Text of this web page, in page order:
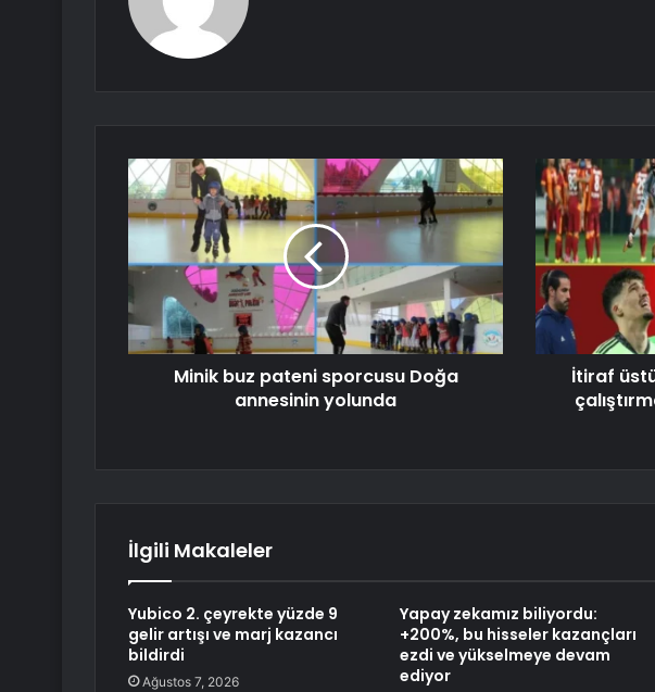
Minik buz pateni sporcusu Doğa
annesinin yolunda
İtiraf
İlgili Makaleler
Yubico 2. çeyrekte yüzde 9
gelir artışı ve marj kazancı
bildirdi
Ağustos 7, 2026
Yapay zekamız biliyordu:
+200%, bu hisseler kazançları
ezdi ve yükselmeye devam
ediyor